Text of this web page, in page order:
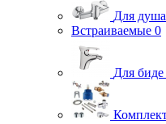
Для душа
Встраиваемые 0
Для биде